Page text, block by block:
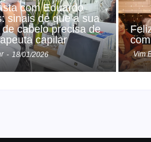
com Eduardo
sinais de que a sua
cabelo precisa de
capilar
- 18/01/2026 Vim